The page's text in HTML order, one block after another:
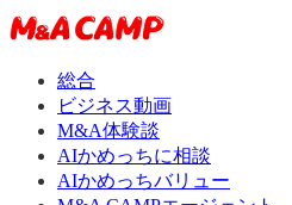
総合
ビジネス動画
M&A体験談
AIかめっちに相談
AIかめっちバリュー